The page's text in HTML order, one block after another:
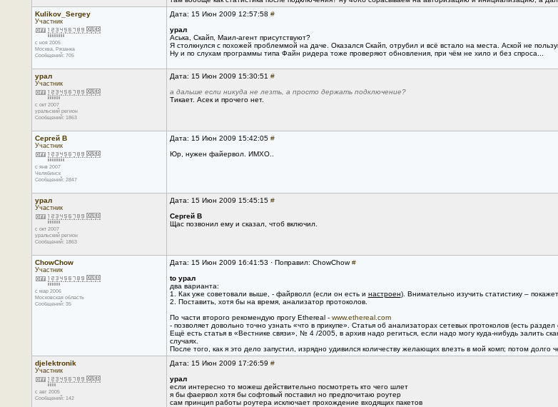
Kulikov_Sergey
Участник
с ноя 2005
Москва, Рязанка
Сообщений: 705
Дата: 15 Июн 2009 12:57:58 #
урал
Аська, Скайп, Маил-агент присутствуют?
Я столкнулся с похожей проблеммой на даче. Оказался Скайп, отрубил и всё встало на места. Аской не
Ну и по слухам программы типа Файн ридера тоже проверяют обновления, при чём не хило и без спроса...
урал
Участник
с окт 2007
уральский регион
Сообщений: 1863
Дата: 15 Июн 2009 15:30:51 #
а дальше если никуда не лезть, а просто держать подключение?
Тикает. Асек и прочего нет.
Сергей В
Участник
с янв 2007
Челябинск
Сообщений: 2847
Дата: 15 Июн 2009 15:42:05 #
Юр, нужен файервол. ИМХО..
урал
Участник
с окт 2007
уральский регион
Сообщений: 1863
Дата: 15 Июн 2009 15:45:15 #
Сергей В
Щас позвонил ему и сказал, чтоб включил.
ChowChow
Участник
с мар 2006
Московская область
Сообщений: 35
Дата: 15 Июн 2009 16:41:53 · Поправил: ChowChow#
to урал
два варианта:
1. Как уже советовали выше, - файрволл (если он есть и настроен). Внимательно изучить статистику –
2. Поставить, хотя бы на время, анализатор протоколов.
По части второго рекомендую прогу Ethereal - www.ethereal.com
- позволяет довольно точно узнать «что в прикупе». Статья об анализаторах сетевых протоколов (есть
Ещё есть статья в «Вестнике связи», № 4 /2005, в архив надо региться, если надо могу куда-нибудь залить
случаях.
После того, как я это дело запустил, изрядно удивился количеству желающих влезть в мой комп; потом долго
djelektronik
Участник
с авг 2005
Сообщений: 142
Дата: 15 Июн 2009 17:26:59 #
урал
если интересно то можеш действительно посмотреть кто чего шлет
я бы фаервол хотя бы софтовый поставил но предпочитаю роутер
сам принцип работы роутера исключает прохождение входящих пакетов